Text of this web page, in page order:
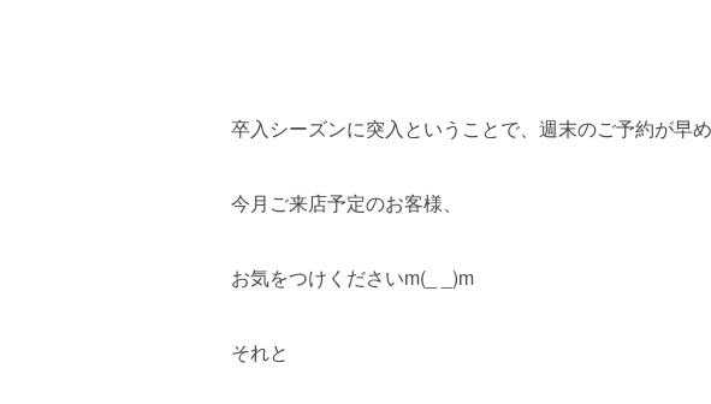
卒入シーズンに突入ということで、週末のご予約が早
今月ご来店予定のお客様、
お気をつけくださいm(_ _)m
それと